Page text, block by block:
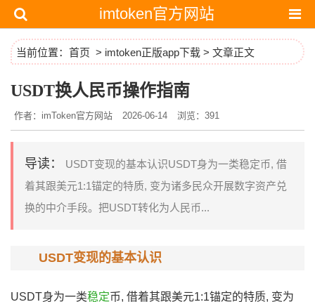
imtoken官方网站
当前位置： 首页 > imtoken正版app下载 > 文章正文
USDT换人民币操作指南
作者：imToken官方网站 2026-06-14 浏览：391
导读：
USDT变现的基本认识USDT身为一类稳定币, 借
着其跟美元1:1锚定的特质, 变为诸多民众开展数字资产兑
换的中介手段。把USDT转化为人民币...
USDT变现的基本认识
USDT身为一类稳定币, 借着其跟美元1:1锚定的特质, 变为